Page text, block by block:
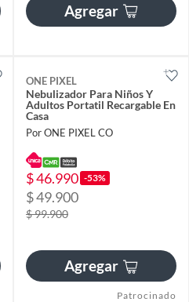
Agregar
ONE PIXEL
Nebulizador Para Niños Y
Adultos Portatil Recargable En
Casa
Por ONE PIXEL CO
$ 46.990 -53%
$ 49.900
$ 99.900
Agregar
Patrocinado